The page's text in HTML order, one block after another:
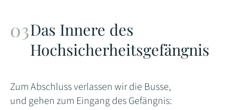
Das Innere des
Hochsicherheitsgefängnis
Zum Abschluss verlassen wir die Busse,
und gehen zum Eingang des Gefängnis: